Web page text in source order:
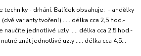
techniky - drhání. Balíček obsahuje: - andělky
varianty tvoření) ..... délka cca 2,5 hod.-
naučíte jednotlivé uzly ..... délka cca 2,5 hod.-
znát jednotlivé uzly ..... délka cca 4,5...